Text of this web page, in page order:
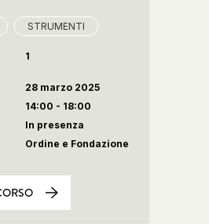
STRUMENTI
1
28 marzo 2025
14:00 - 18:00
In presenza
Ordine e Fondazione